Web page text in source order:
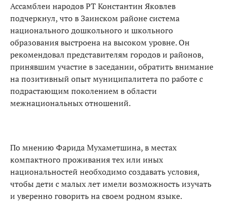
Ассамблеи народов РТ Константин Яковлев
подчеркнул, что в Заинском районе система
национального дошкольного и школьного
образования выстроена на высоком уровне. Он
рекомендовал представителям городов и районов,
принявшим участие в заседании, обратить внимание
на позитивный опыт муниципалитета по работе с
подрастающим поколением в области
межнациональных отношений.
По мнению Фарида Мухаметшина, в местах
компактного проживания тех или иных
национальностей необходимо создавать условия,
чтобы дети с малых лет имели возможность изучать
и уверенно говорить на своем родном языке.